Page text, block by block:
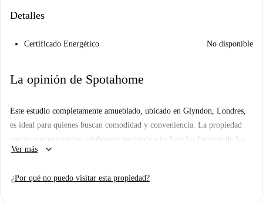
Detalles
Certificado Energético No disponible
La opinión de Spotahome
Este estudio completamente amueblado, ubicado en Glyndon, Londres,
es ideal para quienes buscan comodidad y conveniencia. La propiedad
cuenta con una cocina totalmente equipada e incluye las facturas de luz,
agua, gas y wifi. El estudio está disponible para inquilinos de cualquier
propietarios de Spotahome.
Ver más keyboard_arrow_down
¿Por qué no puedo visitar esta propiedad?